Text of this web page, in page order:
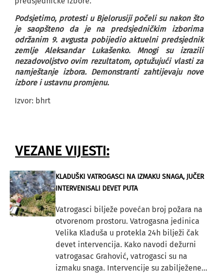
Podsjetimo, protesti u Bjelorusiji počeli su nakon što
je saopšteno da je na predsjedničkim izborima
održanim 9. avgusta pobijedio aktuelni predsjednik
zemlje Aleksandar Lukašenko. Mnogi su izrazili
nezadovoljstvo ovim rezultatom, optužujući vlasti za
namještanje izbora. Demonstranti zahtijevaju nove
izbore i ustavnu promjenu.
Izvor: bhrt
VEZANE VIJESTI:
KLADUŠKI VATROGASCI NA IZMAKU SNAGA, JUČER
INTERVENISALI DEVET PUTA
Vatrogasci bilježe povećan broj požara na
otvorenom prostoru. Vatrogasna jedinica
Velika Kladuša u protekla 24h bilježi čak
devet intervencija. Kako navodi dežurni
vatrogasac Grahović, vatrogasci su na
izmaku snaga. Intervencije su zabilježene...